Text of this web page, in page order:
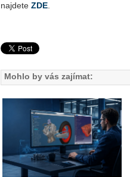
najdete ZDE
Mohlo by vás zajímat: